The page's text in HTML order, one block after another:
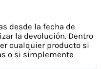
desde la fecha de
la devolución. Dentro
cualquier producto si
o si simplemente